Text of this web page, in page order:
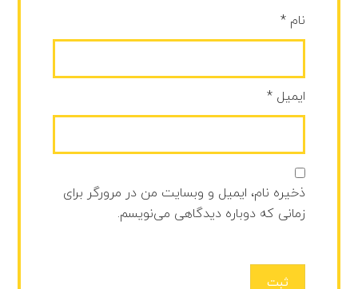
نام*
ایمیل*
ذخیره نام، ایمیل و وبسایت من در مرورگر برای
زمانی که دوباره دیدگاهی می‌نویسم.
ثبت